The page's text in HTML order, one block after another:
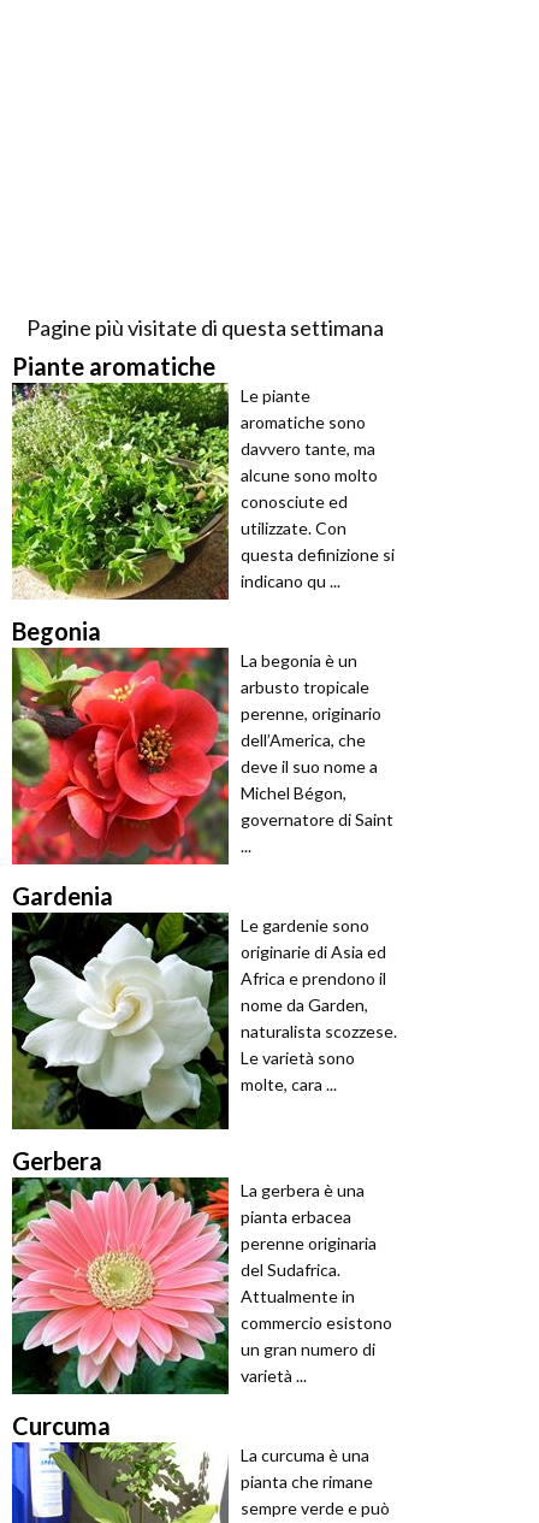
Pagine più visitate di questa settimana
Piante aromatiche
Le piante
aromatiche sono
davvero tante, ma
alcune sono molto
conosciute ed
utilizzate. Con
questa definizione si
indicano qu ...
Begonia
La begonia è un
arbusto tropicale
perenne, originario
dell’America, che
deve il suo nome a
Michel Bégon,
governatore di Saint
...
Gardenia
Le gardenie sono
originarie di Asia ed
Africa e prendono il
nome da Garden,
naturalista scozzese.
Le varietà sono
molte, cara ...
Gerbera
La gerbera è una
pianta erbacea
perenne originaria
del Sudafrica.
Attualmente in
commercio esistono
un gran numero di
varietà ...
Curcuma
La curcuma è una
pianta che rimane
sempre verde e può